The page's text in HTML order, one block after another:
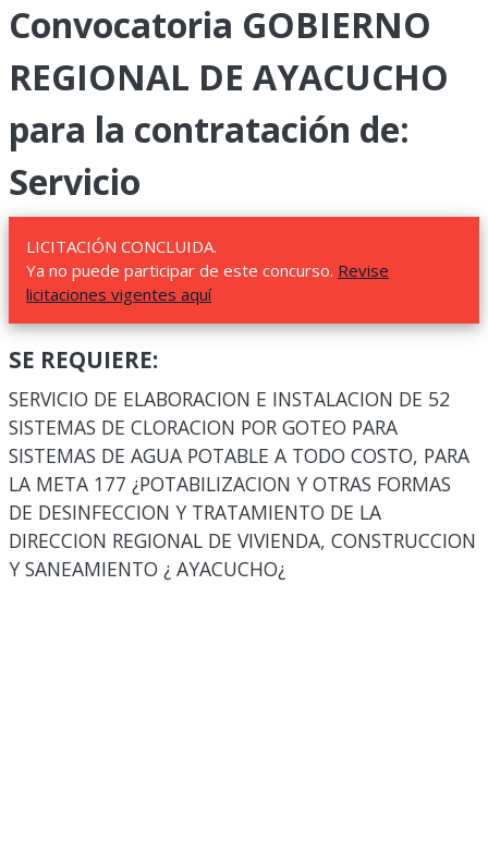
Convocatoria GOBIERNO
REGIONAL DE AYACUCHO
para la contratación de:
Servicio
LICITACIÓN CONCLUIDA.
Ya no puede participar de este concurso. Revise
licitaciones vigentes aquí
SE REQUIERE:
SERVICIO DE ELABORACION E INSTALACION DE 52
SISTEMAS DE CLORACION POR GOTEO PARA
SISTEMAS DE AGUA POTABLE A TODO COSTO, PARA
LA META 177 ¿POTABILIZACION Y OTRAS FORMAS
DE DESINFECCION Y TRATAMIENTO DE LA
DIRECCION REGIONAL DE VIVIENDA, CONSTRUCCION
Y SANEAMIENTO ¿ AYACUCHO¿